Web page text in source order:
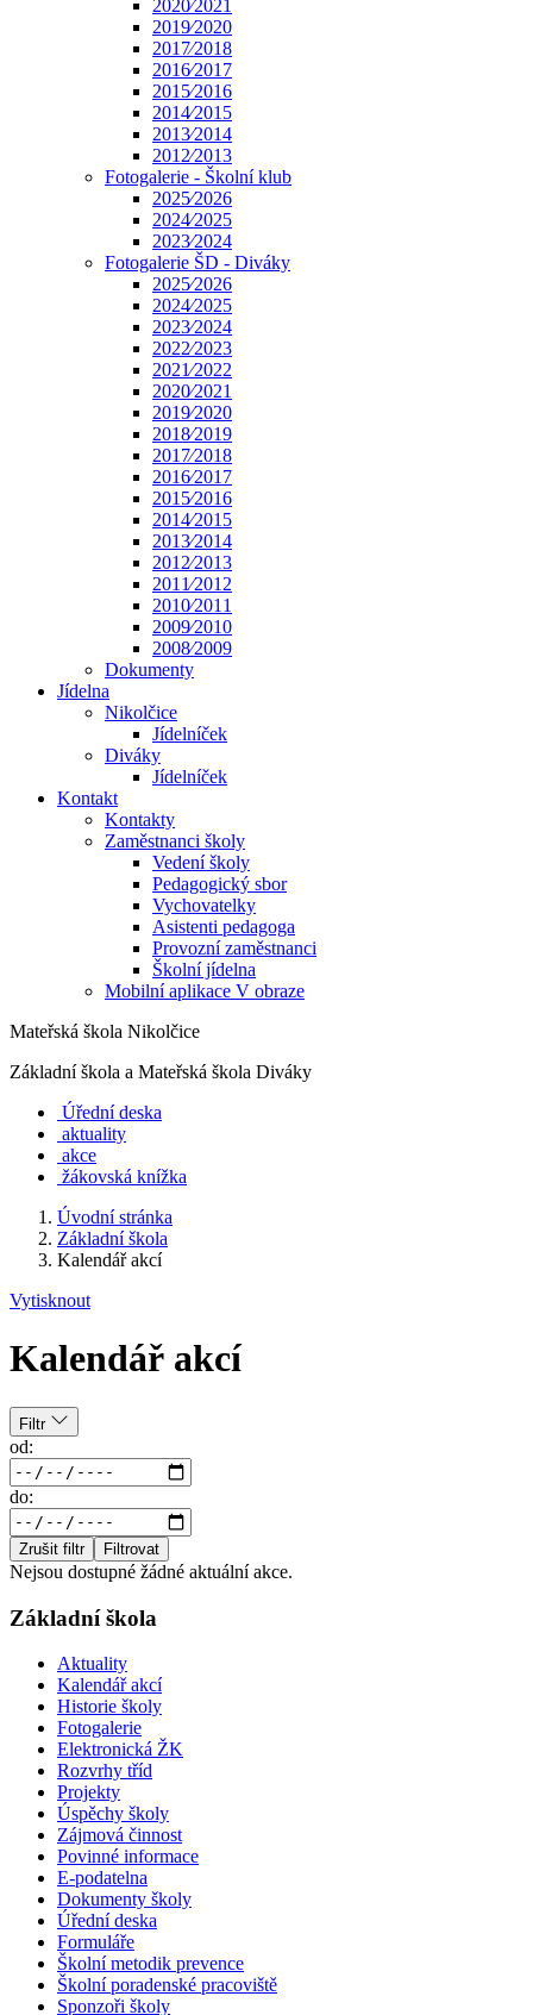
2020⁄2021
2019⁄2020
2017⁄2018
2016⁄2017
2015⁄2016
2014⁄2015
2013⁄2014
2012⁄2013
Fotogalerie - Školní klub
2025⁄2026
2024⁄2025
2023⁄2024
Fotogalerie ŠD - Diváky
2025⁄2026
2024⁄2025
2023⁄2024
2022⁄2023
2021⁄2022
2020⁄2021
2019⁄2020
2018⁄2019
2017⁄2018
2016⁄2017
2015⁄2016
2014⁄2015
2013⁄2014
2012⁄2013
2011⁄2012
2010⁄2011
2009⁄2010
2008⁄2009
Dokumenty
Jídelna
Nikolčice
Jídelníček
Diváky
Jídelníček
Kontakt
Kontakty
Zaměstnanci školy
Vedení školy
Pedagogický sbor
Vychovatelky
Asistenti pedagoga
Provozní zaměstnanci
Školní jídelna
Mobilní aplikace V obraze
Mateřská škola Nikolčice
Základní škola a Mateřská škola Diváky
Úřední deska
aktuality
akce
žákovská knížka
Úvodní stránka
Základní škola
Kalendář akcí
Vytisknout
Kalendář akcí
Filtr
od:
do:
Zrušit filtr Filtrovat
Nejsou dostupné žádné aktuální akce.
Základní škola
Aktuality
Kalendář akcí
Historie školy
Fotogalerie
Elektronická ŽK
Rozvrhy tříd
Projekty
Úspěchy školy
Zájmová činnost
Povinné informace
E-podatelna
Dokumenty školy
Úřední deska
Formuláře
Školní metodik prevence
Školní poradenské pracoviště
Sponzoři školy